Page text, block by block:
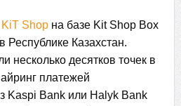
Shopна базе Kit Shop Box
Республике Казахстан.
несколько десятков точек в
платежей
Kaspi Bank или Halyk Bank